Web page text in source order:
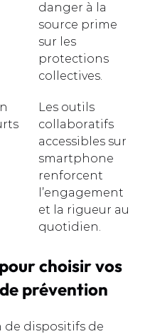
danger à la
source prime
sur les
protections
collectives.
Les outils
collaboratifs
accessibles sur
smartphone
renforcent
l’engagement
et la rigueur au
quotidien.
choisir vos
prévention
de dispositifs de